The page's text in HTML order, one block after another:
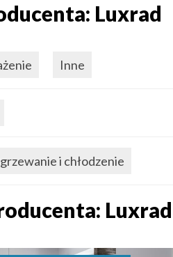
Luxrad
Inne
i chłodzenie
Luxrad